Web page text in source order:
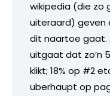
wikipedia (die zo
uiteraard) geven
dit naartoe gaat.
uitgaat dat zo’n
klikt; 18% op #2
uberhaupt op